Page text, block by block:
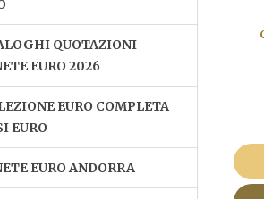
QUOTAZIONI
EURO 2026
EURO COMPLETA
EURO
EURO ANDORRA